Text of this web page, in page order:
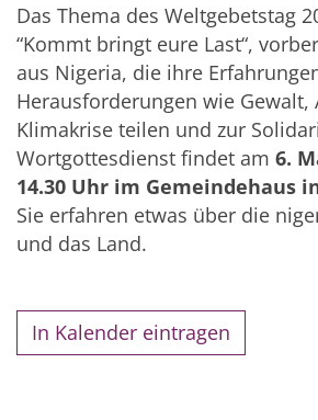
Das Thema des Weltgebetstag
“Kommt bringt eure Last“,
aus Nigeria, die ihre
Herausforderungen wie Gewalt,
Klimakrise teilen und zur
Wortgottesdienst findet am 6.
14.30 Uhr im Gemeindehaus
Sie erfahren etwas über die
und das Land.
In Kalender eintragen